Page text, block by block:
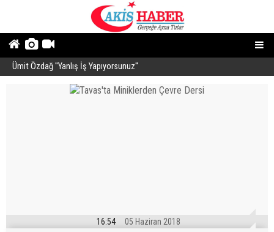
Ümit Özdağ ''Yanlış İş Yapıyorsunuz''
16:54 05 Haziran 2018